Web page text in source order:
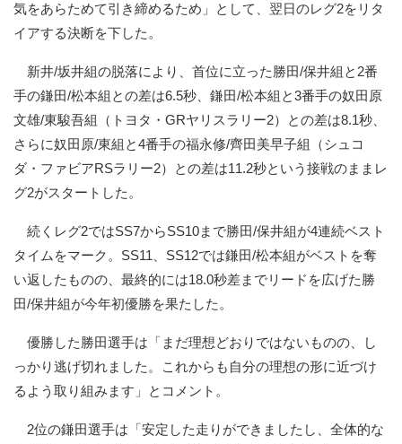
気をあらためて引き締めるため」として、翌日のレグ2をリタ
イアする決断を下した。
新井/坂井組の脱落により、首位に立った勝田/保井組と2番
手の鎌田/松本組との差は6.5秒、鎌田/松本組と3番手の奴田原
文雄/東駿吾組（トヨタ・GRヤリスラリー2）との差は8.1秒、
さらに奴田原/東組と4番手の福永修/齊田美早子組（シュコ
ダ・ファビアRSラリー2）との差は11.2秒という接戦のままレ
グ2がスタートした。
続くレグ2ではSS7からSS10まで勝田/保井組が4連続ベスト
タイムをマーク。SS11、SS12では鎌田/松本組がベストを奪
い返したものの、最終的には18.0秒差までリードを広げた勝
田/保井組が今年初優勝を果たした。
優勝した勝田選手は「まだ理想どおりではないものの、し
っかり逃げ切れました。これからも自分の理想の形に近づけ
るよう取り組みます」とコメント。
2位の鎌田選手は「安定した走りができましたし、全体的な